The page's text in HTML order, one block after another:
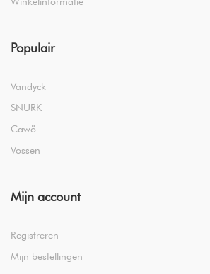
Populair
Vandyck
SNURK
Cawö
Vossen
Mijn account
Registreren
Mijn bestellingen